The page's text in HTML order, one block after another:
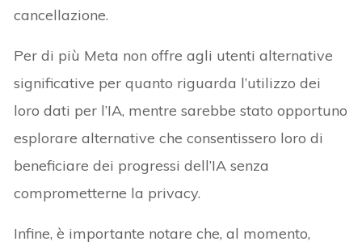
cancellazione.
Per di più Meta non offre agli utenti alternative
significative per quanto riguarda l’utilizzo dei
loro dati per l’IA, mentre sarebbe stato opportuno
esplorare alternative che consentissero loro di
beneficiare dei progressi dell’IA senza
comprometterne la privacy.
Infine, è importante notare che, al momento,